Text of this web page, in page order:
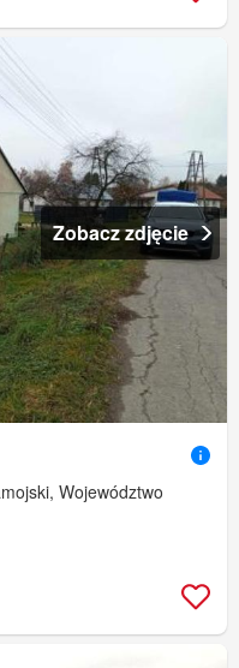
Zobacz zdjęcie
Województwo